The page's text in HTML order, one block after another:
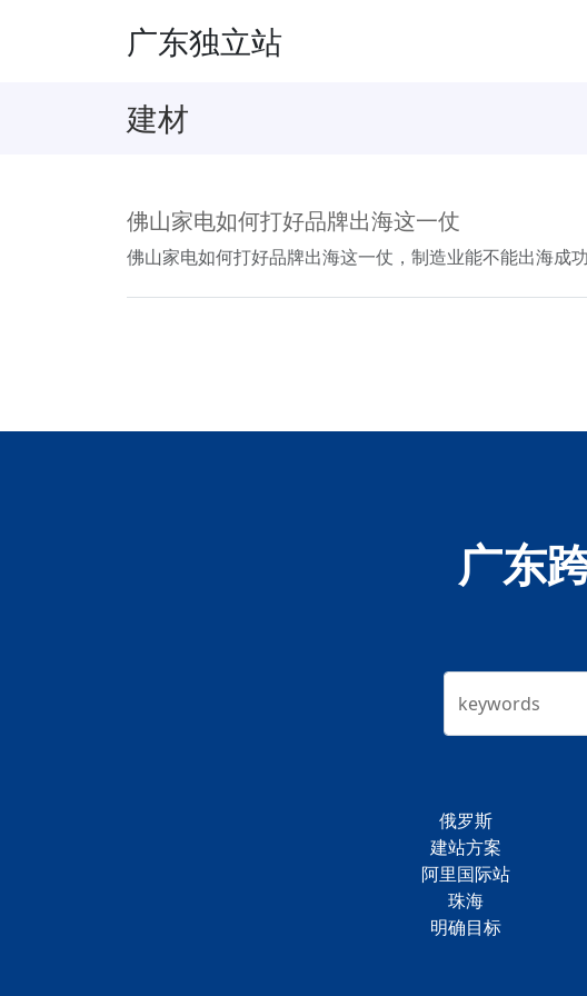
广东独立站
建材
佛山家电如何打好品牌出海这一仗
佛山家电如何打好品牌出海这一仗，制造业能不能出海成
广东
keywords
俄罗斯
建站方案
阿里国际站
珠海
明确目标